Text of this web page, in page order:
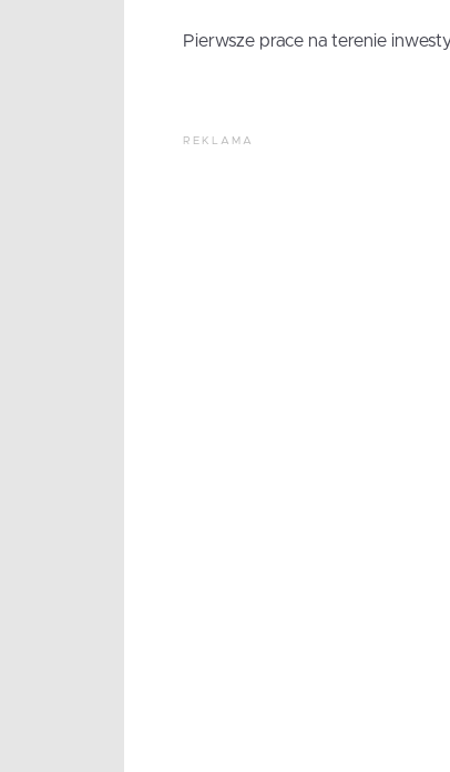
Pierwsze prace na terenie
REKLAMA